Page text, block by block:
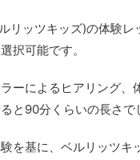
リッツキッズ)の体験レ
択可能です。
ーによるヒアリング
と90分くらいの長さで
を基に、ベルリッツ